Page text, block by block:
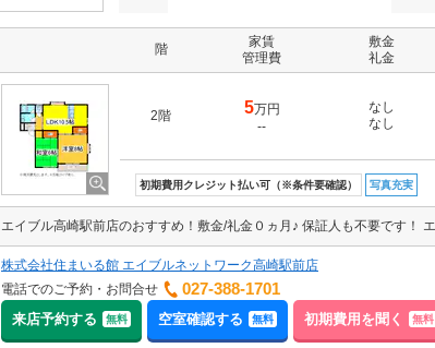
階
家賃
管理費
敷金
礼金
2階 5万円
--
なし
なし
初期費用クレジット払い可（※条件要確認） 写真充実
株式会社住まいる館 エイブルネットワーク高崎駅前店
電話でのご予約・お問合せ
027-388-1701
来店予約する 無料 空室確認する 無料 初期費用を聞く 無料